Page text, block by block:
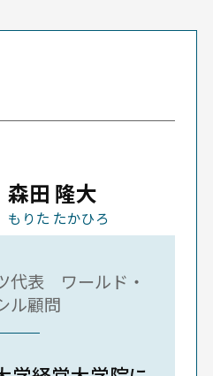
森田 隆大
もりた たかひろ
代表 ワールド・
ル顧問